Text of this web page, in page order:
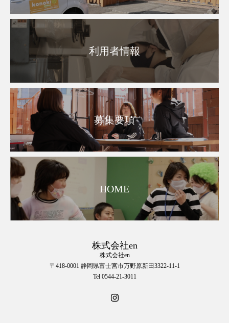
利用者情報
募集要項
HOME
株式会社en
株式会社en
〒418-0001 静岡県富士宮市万野原新田3322-11-1
Tel 0544-21-3011